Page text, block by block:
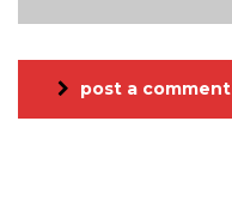
post a comment